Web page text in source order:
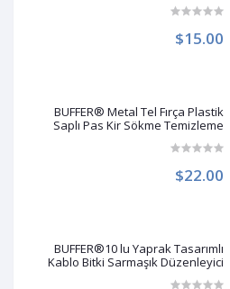
$15.00
BUFFER® Metal Tel Fırça Plastik
Saplı Pas Kir Sökme Temizleme
$22.00
BUFFER®10 lu Yaprak Tasarımlı
Kablo Bitki Sarmaşık Düzenleyici